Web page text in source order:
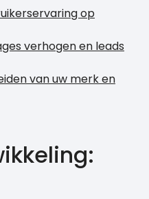
op
verhogen en leads
van uw merk en